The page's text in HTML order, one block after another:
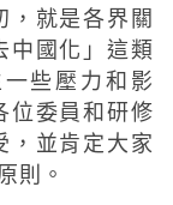
，就是各界關
中國化」這類
些壓力和影
位委員和研修
，並肯定大家
則。